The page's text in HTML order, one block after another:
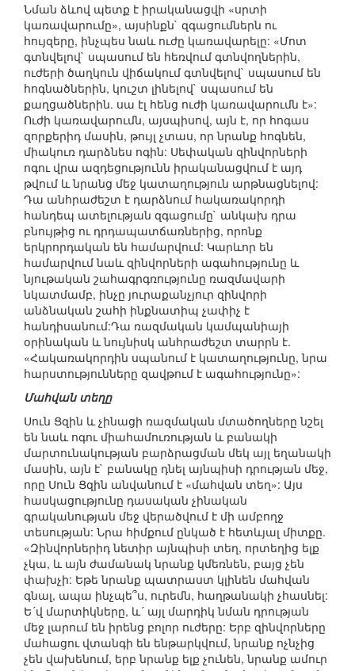
Նման ձևով պետք է իրականացվի «սրտի
կառավարումը», այսինքն` զգացումներն ու
հույզերը, ինչպես նաև ուժը կառավարելը: «Մոտ
գտնվելով` սպասում են հեռվում գտնվողներին,
ուժերի ծաղկուն վիճակում գտնվելով` սպասում են
հոգնածներին, կուշտ լինելով` սպասում են
քաղցածներին. սա էլ հենց ուժի կառավարումն է»:
Ուժի կառավարումն, այսպիսով, այն է, որ հոգաս
զորքերիդ մասին, թույլ չտաս, որ նրանք հոգնեն,
միակուռ դարձնես ոգին: Սեփական զինվորների
ոգու վրա ազդեցությունն իրականացվում է այդ
թվում և նրանց մեջ կատաղություն արթնացնելով:
Դա անհրաժեշտ է դարձնում հակառակորդի
հանդեպ ատելության զգացումը` անկախ դրա
բնույթից ու դրդապատճառներից, որոնք
երկրորդական են համարվում: Կարևոր են
համարվում նաև զինվորների ագահությունը և
նյութական շահագրգռությունը ռազմավարի
նկատմամբ, ինչը յուրաքանչյուր զինվորի
անձնական շահի ինքնատիպ չափիչ է
հանդիսանում:Դա ռազմական կամպանիայի
օրինական և նույնիսկ անհրաժեշտ տարրն է.
«Հակառակորդին սպանում է կատաղությունը, նրա
հարստությունները զավթում է ագահությունը»:
Մահվան տեղը
Սուն Ցզին և չինացի ռազմական մտածողները նշել
են նաև ոգու միահամուռության և բանակի
մարտունակության բարձրացման մեկ այլ եղանակի
մասին, այն է` բանակը դնել այնպիսի դրության մեջ,
որը Սուն Ցզին անվանում է «մահվան տեղ»: Այս
հասկացությունը դասական չինական
գրականության մեջ վերածվում է մի ամբողջ
տեսության: Նրա հիմքում ընկած է հետևյալ միտքը.
«Զինվորներիդ նետիր այնպիսի տեղ, որտեղից ելք
չկա, և այն ժամանակ նրանք կմեռնեն, բայց չեն
փախչի: Եթե նրանք պատրաստ կլինեն մահվան
գնալ, ապա ինչպե՞ս, ուրեմն, հաղթանակի չհասնել:
Ե´վ մարտիկները, և´ այլ մարդիկ նման դրության
մեջ լարում են իրենց բոլոր ուժերը: Երբ զինվորները
մահացու վտանգի են ենթարկվում, նրանք ոչնչից
չեն վախենում, երբ նրանք ելք չունեն, նրանք ամուր